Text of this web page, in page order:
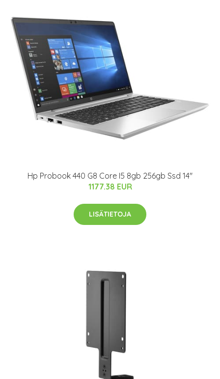
Hp Probook 440 G8 Core I5 8gb 256gb Ssd 14"
1177.38 EUR
LISÄTIETOJA